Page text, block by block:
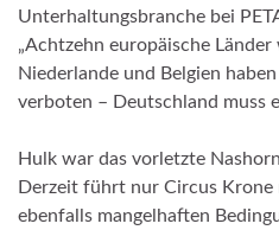
Unterhaltungsbranche bei
„Achtzehn europäische
Niederlande und Belgien
verboten – Deutschland muss
Hulk war das vorletzte
Derzeit führt nur Circus Krone
ebenfalls mangelhaften